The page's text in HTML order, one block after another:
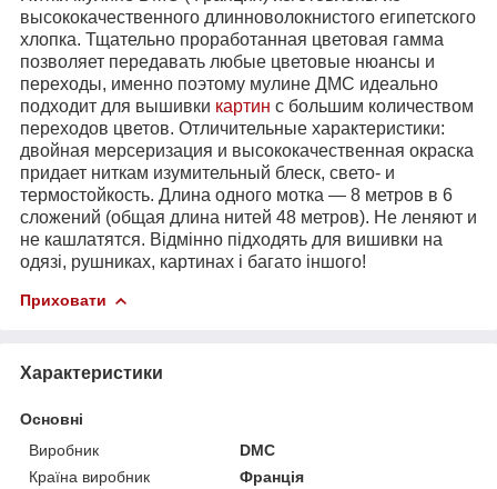
высококачественного длинноволокнистого египетского
хлопка. Тщательно проработанная цветовая гамма
позволяет передавать любые цветовые нюансы и
переходы, именно поэтому мулине ДМС идеально
подходит для вышивки картин с большим количеством
переходов цветов. Отличительные характеристики:
двойная мерсеризация и высококачественная окраска
придает ниткам изумительный блеск, свето- и
термостойкость. Длина одного мотка ― 8 метров в 6
сложений (общая длина нитей 48 метров). Не леняют и
не кашлатятся. Відмінно підходять для вишивки на
одязі, рушниках, картинах і багато іншого!
Приховати
Характеристики
Основні
Виробник
DMC
Країна виробник
Франція